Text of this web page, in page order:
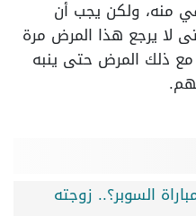
منه، ولكن يجب أن
لا يرجع هذا المرض مرة
مع ذلك المرض حتى ينبه
السوبر؟.. زوجته